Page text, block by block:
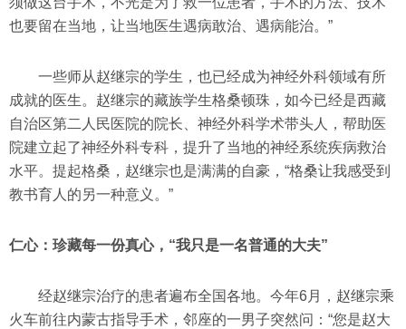
也要留在当地，让当地医生遇病敢治、遇病能治。”
一些师从赵继宗的学生，也已经成为神经外科领域有所
成就的医生。赵继宗的藏族学生格桑顿珠，如今已经是西藏
自治区第二人民医院的院长、神经外科学术带头人，帮助医
院建立起了神经外科专科，提升了当地的神经系统疾病救治
水平。提起格桑，赵继宗也是满满的自豪，“格桑让我感受到
教书育人的另一种意义。”
仁心：珍藏每一份真心，“我只是一名普通的大夫”
经赵继宗治疗的患者遍布全国各地。今年6月，赵继宗乘
火车前往内蒙古指导手术，邻座的一男子突然问：“您是赵大